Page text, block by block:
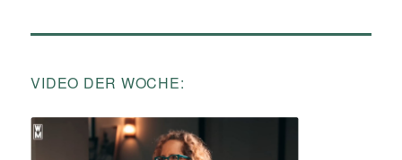
VIDEO DER WOCHE: